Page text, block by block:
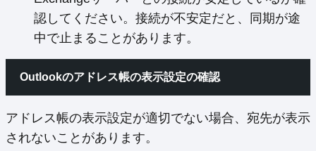
認してください。接続が不安定だと、同期が途
中で止まることがあります。
Outlookのアドレス帳の表示設定の確認
アドレス帳の表示設定が適切でない場合、宛先が表示
されないことがあります。